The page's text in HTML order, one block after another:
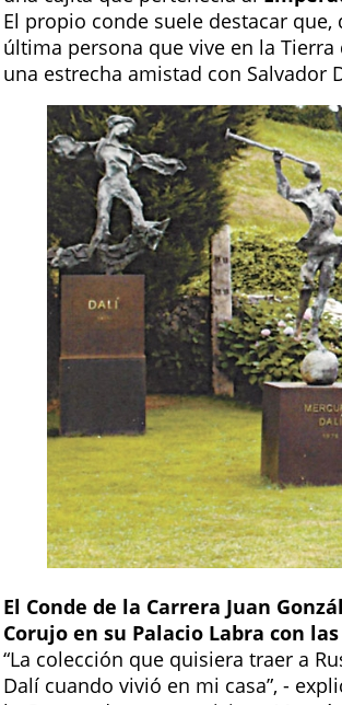
El propio conde suele destacar que,
última persona que vive en la
una estrecha amistad con Salvador
El Conde de la Carrera Juan
Corujo en su Palacio Labra con
“La colección que quisiera traer a
Dalí cuando vivió en mi casa”, -